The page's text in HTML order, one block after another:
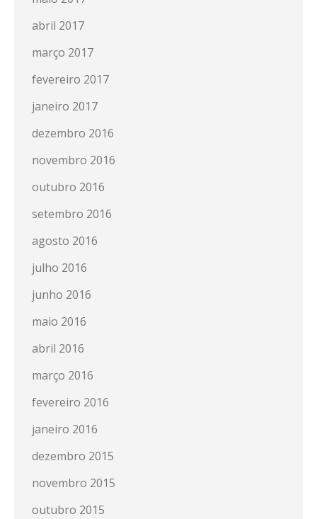
abril 2017
março 2017
fevereiro 2017
janeiro 2017
dezembro 2016
novembro 2016
outubro 2016
setembro 2016
agosto 2016
julho 2016
junho 2016
maio 2016
abril 2016
março 2016
fevereiro 2016
janeiro 2016
dezembro 2015
novembro 2015
outubro 2015